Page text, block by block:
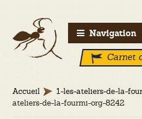
Aller
à
Aller
au
contenu
Navigation
Carnet
Accueil 1-les-ateliers-de-la-
ateliers-de-la-fourmi-org-8242